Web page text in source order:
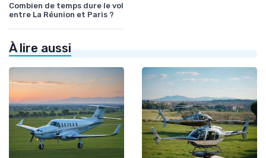
Combien de temps dure le vol
entre La Réunion et Paris ?
À lire aussi